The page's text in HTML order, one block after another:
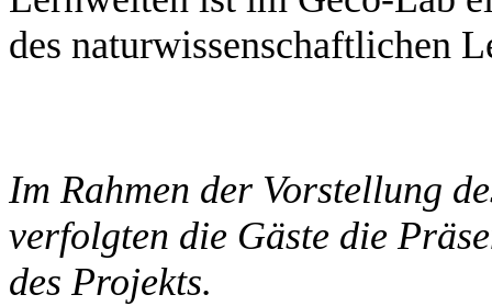
des naturwissenschaftlichen
Im Rahmen der Vorstellung
verfolgten die Gäste die
des Projekts.